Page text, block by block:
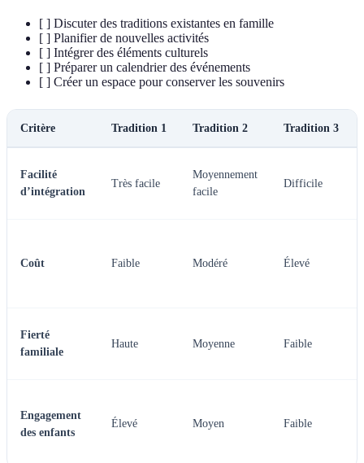
[ ] Discuter des traditions existantes en famille
[ ] Planifier de nouvelles activités
[ ] Intégrer des éléments culturels
[ ] Préparer un calendrier des événements
[ ] Créer un espace pour conserver les souvenirs
Critère Tradition 1 Tradition 2 Tradition 3
Facilité
d’intégration
Très facile
Moyennement
facile
Difficile
Coût Faible Modéré Élevé
Fierté
familiale
Haute Moyenne Faible
Engagement
des enfants
Élevé Moyen Faible